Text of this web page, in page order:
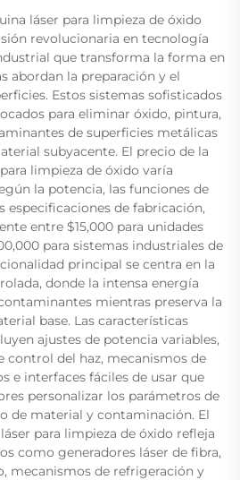
láser para limpieza de óxido
revolucionaria en tecnología
que transforma la forma en
abordan la preparación y el
Estos sistemas sofisticados
para eliminar óxido, pintura,
de superficies metálicas
subyacente. El precio de la
limpieza de óxido varía
la potencia, las funciones de
especificaciones de fabricación,
entre $15,000 para unidades
para sistemas industriales de
principal se centra en la
donde la intensa energía
mientras preserva la
base. Las características
ajustes de potencia variables,
control del haz, mecanismos de
e interfaces fáciles de usar que
personalizar los parámetros de
de material y contaminación. El
para limpieza de óxido refleja
como generadores láser de fibra,
mecanismos de refrigeración y